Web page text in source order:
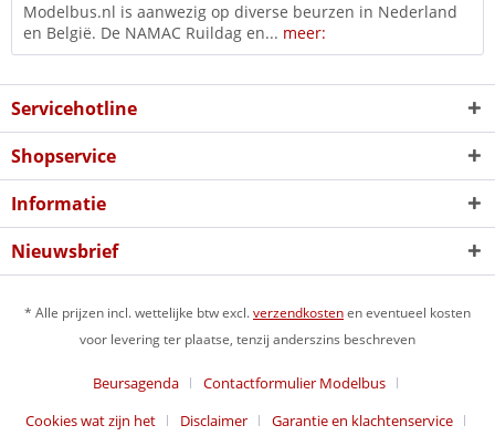
Modelbus.nl is aanwezig op diverse beurzen in Nederland
en België. De NAMAC Ruildag en... meer:
Servicehotline
Shopservice
Informatie
Nieuwsbrief
* Alle prijzen incl. wettelijke btw excl.verzendkostenen eventueel kosten
voor levering ter plaatse, tenzij anderszins beschreven
Beursagenda
Contactformulier Modelbus
Cookies wat zijn het
Disclaimer
Garantie en klachtenservice